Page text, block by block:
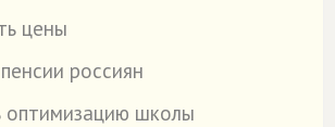
цены
россиян
оптимизацию школы